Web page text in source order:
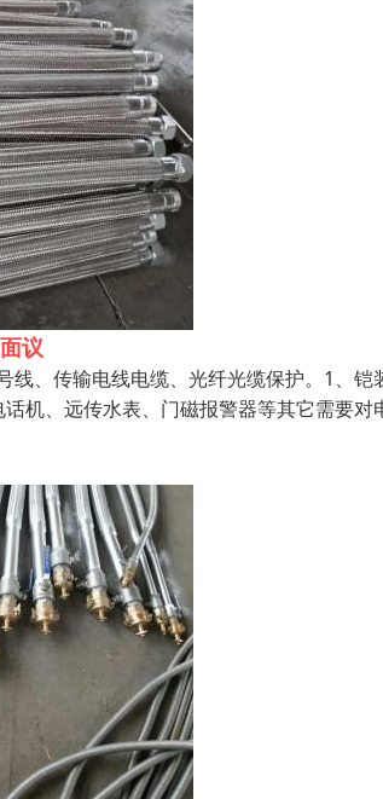
面议
线、传输电线电缆、光纤光缆保护。1、
机、远传水表、门磁报警器等其它需要